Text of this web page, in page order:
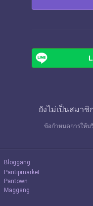
ยังไม่เป็นสมาชิ
ข้อกำหนดการให้บ
Bloggang
Pantipmarket
Pantown
Maggang